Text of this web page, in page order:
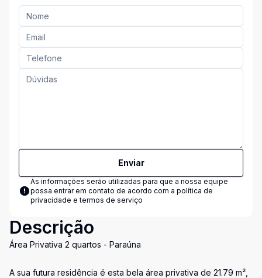
Enviar
As informações serão utilizadas para que a nossa equipe
possa entrar em contato de acordo com a política de
privacidade e termos de serviço
Descrição
Área Privativa 2 quartos - Paraúna
A sua futura residência é esta bela área privativa de 21.79 m²,